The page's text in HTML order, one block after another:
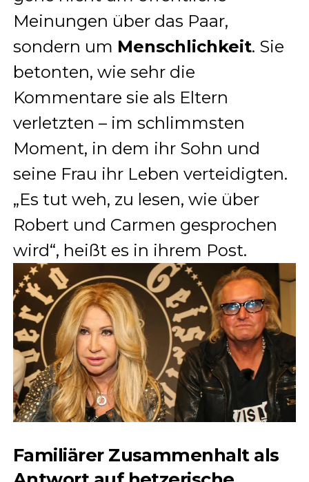
Meinungen über das Paar,
sondern um Menschlichkeit. Sie
betonten, wie sehr die
Kommentare sie als Eltern
verletzten – im schlimmsten
Moment, in dem ihr Sohn und
seine Frau ihr Leben verteidigten.
„Es tut weh, zu lesen, wie über
Robert und Carmen gesprochen
wird“, heißt es in ihrem Post.
Familiärer Zusammenhalt als